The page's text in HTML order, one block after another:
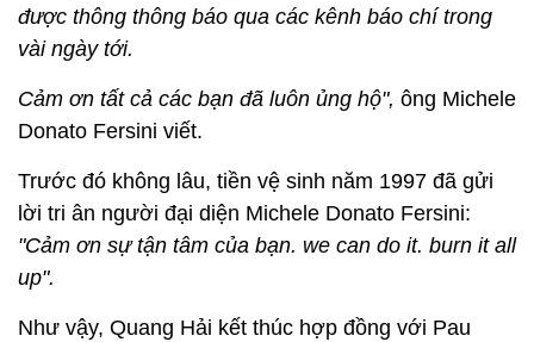
được thông thông báo qua các kênh báo chí trong
vài ngày tới.
Cảm ơn tất cả các bạn đã luôn ủng hộ", ông Michele
Donato Fersini viết.
Trước đó không lâu, tiền vệ sinh năm 1997 đã gửi
lời tri ân người đại diện Michele Donato Fersini:
"Cảm ơn sự tận tâm của bạn. we can do it. burn it all
up".
Như vậy, Quang Hải kết thúc hợp đồng với Pau